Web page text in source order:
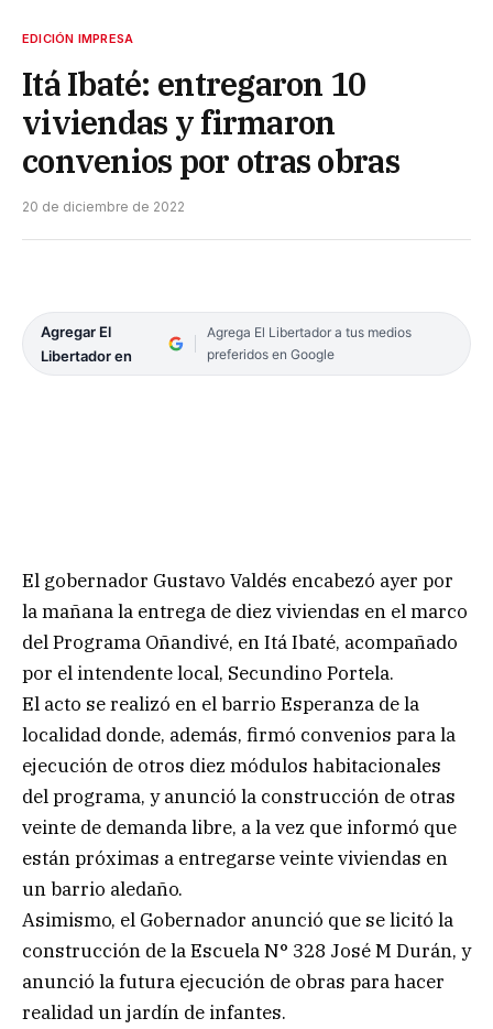
EDICIÓN IMPRESA
Itá Ibaté: entregaron 10
viviendas y firmaron
convenios por otras obras
20 de diciembre de 2022
Agregar El
Libertador en
Agrega El Libertador a tus medios
preferidos en Google
El gobernador Gustavo Valdés encabezó ayer por
la mañana la entrega de diez viviendas en el marco
del Programa Oñandivé, en Itá Ibaté, acompañado
por el intendente local, Secundino Portela.
El acto se realizó en el barrio Esperanza de la
localidad donde, además, firmó convenios para la
ejecución de otros diez módulos habitacionales
del programa, y anunció la construcción de otras
veinte de demanda libre, a la vez que informó que
están próximas a entregarse veinte viviendas en
un barrio aledaño.
Asimismo, el Gobernador anunció que se licitó la
construcción de la Escuela N° 328 José M Durán, y
anunció la futura ejecución de obras para hacer
realidad un jardín de infantes.